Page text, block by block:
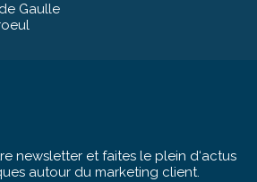
Gaulle
newsletter et faites le plein d‘actus
autour du marketing client.